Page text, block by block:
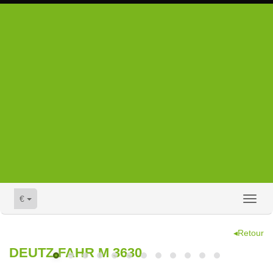
€
◂Retour
DEUTZ-FAHR M 3630